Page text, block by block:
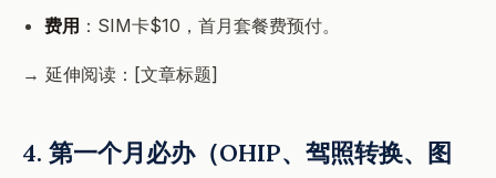
费用 ：SIM卡$10，首月套餐费预付。
→ 延伸阅读：[文章标题]
4. 第一个月必办（OHIP、驾照转换、图